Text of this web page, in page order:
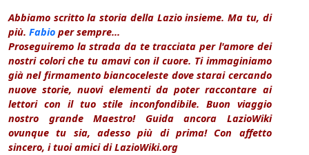
Abbiamo scritto la storia della Lazio insieme. Ma tu, di
più. Fabio per sempre...
Proseguiremo la strada da te tracciata per l'amore dei
nostri colori che tu amavi con il cuore. Ti immaginiamo
già nel firmamento biancoceleste dove starai cercando
nuove storie, nuovi elementi da poter raccontare ai
lettori con il tuo stile inconfondibile. Buon viaggio
nostro grande Maestro! Guida ancora LazioWiki
ovunque tu sia, adesso più di prima! Con affetto
sincero, i tuoi amici di LazioWiki.org